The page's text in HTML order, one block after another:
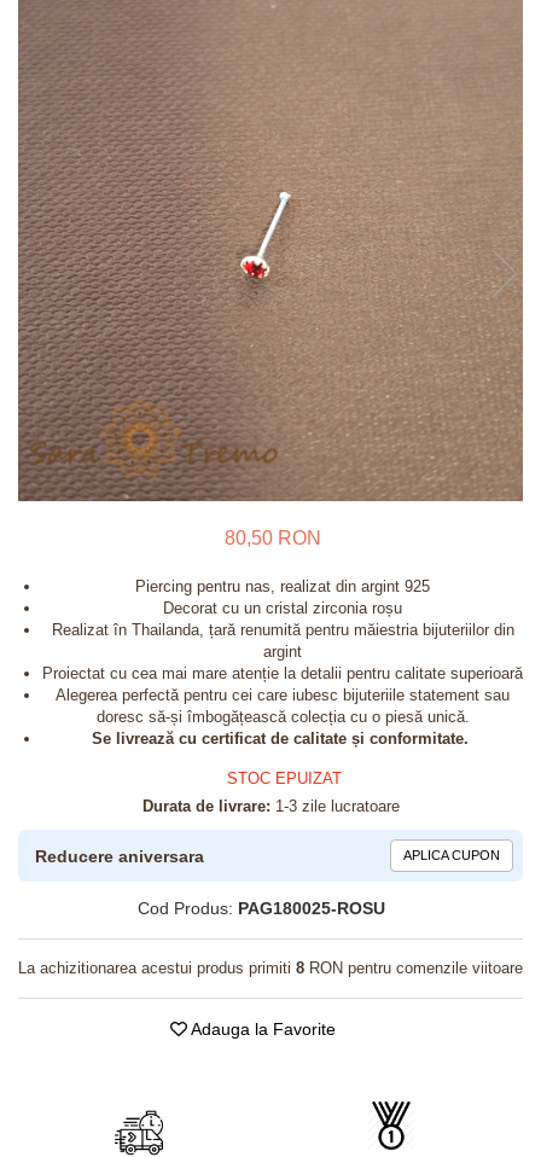
Bijuterii pentru barbati
Inele
Lanturi
Bratari
Talismane
Verighete
Bijuterii din argint placate cu aur
24K
80,50 RON
Piercing pentru nas, realizat din argint 925
Decorat cu un cristal zirconia roșu
Realizat în Thailanda, țară renumită pentru măiestria bijuteriilor din
argint
Proiectat cu cea mai mare atenție la detalii pentru calitate superioară
Alegerea perfectă pentru cei care iubesc bijuteriile statement sau
doresc să-și îmbogățească colecția cu o piesă unică.
Se livrează cu certificat de calitate și conformitate.
STOC EPUIZAT
Durata de livrare: 1-3 zile lucratoare
Reducere aniversara APLICA CUPON
Cod Produs: PAG180025-ROSU
La achizitionarea acestui produs primiti 8 RON pentru comenzile viitoare
Adauga la Favorite